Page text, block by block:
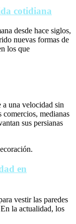
cotidiana
desde hace siglos,
nuevas formas de
los que
a una velocidad sin
comercios, medianas
sus persianas
en
vestir las paredes
la actualidad, los